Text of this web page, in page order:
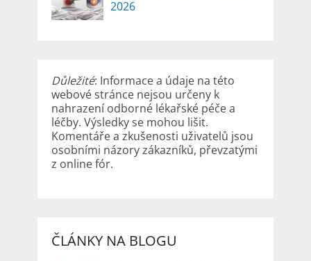
2026
Důležité: Informace a údaje na této
webové stránce nejsou určeny k
nahrazení odborné lékařské péče a
léčby. Výsledky se mohou lišit.
Komentáře a zkušenosti uživatelů jsou
osobními názory zákazníků, převzatými
z online fór.
ČLÁNKY NA BLOGU